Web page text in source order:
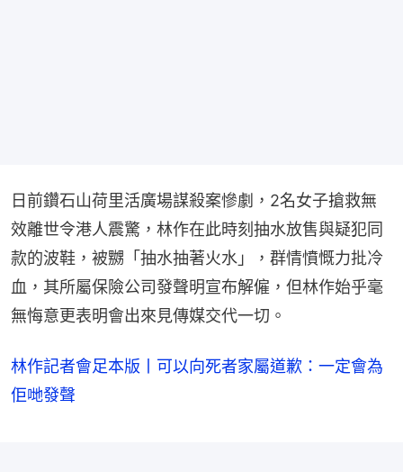
日前鑽石山荷里活廣場謀殺案慘劇，2名女子搶救無
效離世令港人震驚，林作在此時刻抽水放售與疑犯同
款的波鞋，被嬲「抽水抽著火水」，群情憤慨力批冷
血，其所屬保險公司發聲明宣布解僱，但林作始乎毫
無悔意更表明會出來見傳媒交代一切。
林作記者會足本版丨可以向死者家屬道歉：一定會為
佢哋發聲